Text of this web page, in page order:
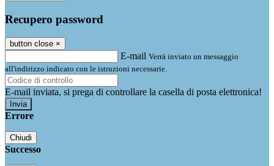
Recupero password
button close ×
E-mail Verrà inviato un messaggio
all'indirizzo indicato con le istruzioni necessarie.
E-mail inviata, si prega di controllare la casella di posta elettronica!
Errore
Chiudi
Successo